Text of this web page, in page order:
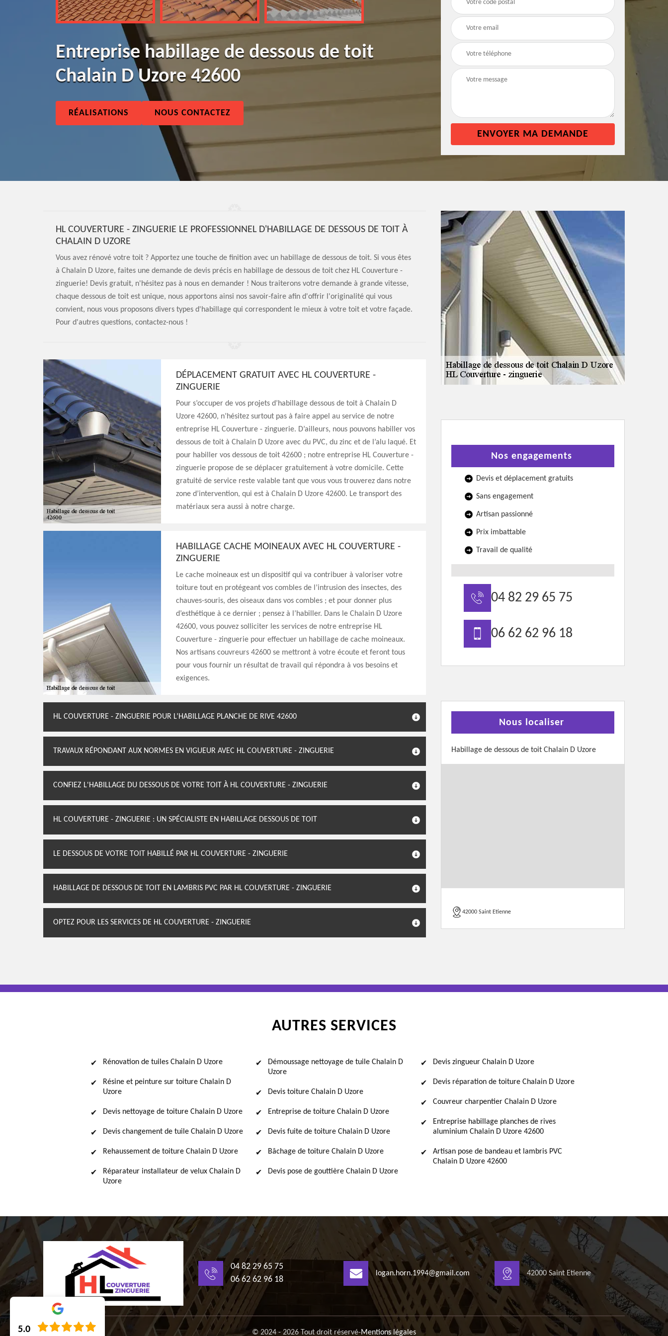
Entreprise habillage de dessous de toit
Chalain D Uzore 42600
RÉALISATIONS NOUS CONTACTEZ
HL COUVERTURE - ZINGUERIE LE PROFESSIONNEL D'HABILLAGE DE DESSOUS DE TOIT À
CHALAIN D UZORE
Vous avez rénové votre toit ? Apportez une touche de finition avec un habillage de dessous de toit. Si vous êtes
à Chalain D Uzore, faites une demande de devis précis en habillage de dessous de toit chez HL Couverture -
zinguerie! Devis gratuit, n'hésitez pas à nous en demander ! Nous traiterons votre demande à grande vitesse,
chaque dessous de toit est unique, nous apportons ainsi nos savoir-faire afin d'offrir l'originalité qui vous
convient, nous vous proposons divers types d'habillage qui correspondent le mieux à votre toit et votre façade.
Pour d'autres questions, contactez-nous !
DÉPLACEMENT GRATUIT AVEC HL COUVERTURE -
ZINGUERIE
Pour s’occuper de vos projets d’habillage dessous de toit à Chalain D
Uzore 42600, n’hésitez surtout pas à faire appel au service de notre
entreprise HL Couverture - zinguerie. D’ailleurs, nous pouvons habiller vos
dessous de toit à Chalain D Uzore avec du PVC, du zinc et de l’alu laqué. Et
pour habiller vos dessous de toit 42600 ; notre entreprise HL Couverture -
zinguerie propose de se déplacer gratuitement à votre domicile. Cette
gratuité de service reste valable tant que vous vous trouverez dans notre
zone d’intervention, qui est à Chalain D Uzore 42600. Le transport des
matériaux sera aussi à notre charge.
HABILLAGE CACHE MOINEAUX AVEC HL COUVERTURE -
ZINGUERIE
Le cache moineaux est un dispositif qui va contribuer à valoriser votre
toiture tout en protégeant vos combles de l’intrusion des insectes, des
chauves-souris, des oiseaux dans vos combles ; et pour donner plus
d’esthétique à ce dernier ; pensez à l’habiller. Dans le Chalain D Uzore
42600, vous pouvez solliciter les services de notre entreprise HL
Couverture - zinguerie pour effectuer un habillage de cache moineaux.
Nos artisans couvreurs 42600 se mettront à votre écoute et feront tous
pour vous fournir un résultat de travail qui répondra à vos besoins et
exigences.
HL COUVERTURE - ZINGUERIE POUR L’HABILLAGE PLANCHE DE RIVE 42600
TRAVAUX RÉPONDANT AUX NORMES EN VIGUEUR AVEC HL COUVERTURE - ZINGUERIE
CONFIEZ L'HABILLAGE DU DESSOUS DE VOTRE TOIT À HL COUVERTURE - ZINGUERIE
HL COUVERTURE - ZINGUERIE : UN SPÉCIALISTE EN HABILLAGE DESSOUS DE TOIT
LE DESSOUS DE VOTRE TOIT HABILLÉ PAR HL COUVERTURE - ZINGUERIE
HABILLAGE DE DESSOUS DE TOIT EN LAMBRIS PVC PAR HL COUVERTURE - ZINGUERIE
OPTEZ POUR LES SERVICES DE HL COUVERTURE - ZINGUERIE
Nos engagements
Devis et déplacement gratuits
Sans engagement
Artisan passionné
Prix imbattable
Travail de qualité
04 82 29 65 75
06 62 62 96 18
Nous localiser
Habillage de dessous de toit Chalain D Uzore
42000 Saint Etienne
AUTRES SERVICES
Rénovation de tuiles Chalain D Uzore
Résine et peinture sur toiture Chalain D
Uzore
Devis nettoyage de toiture Chalain D Uzore
Devis changement de tuile Chalain D Uzore
Rehaussement de toiture Chalain D Uzore
Réparateur installateur de velux Chalain D
Uzore
Démoussage nettoyage de tuile Chalain D
Uzore
Devis toiture Chalain D Uzore
Entreprise de toiture Chalain D Uzore
Devis fuite de toiture Chalain D Uzore
Bâchage de toiture Chalain D Uzore
Devis pose de gouttière Chalain D Uzore
Devis zingueur Chalain D Uzore
Devis réparation de toiture Chalain D Uzore
Couvreur charpentier Chalain D Uzore
Entreprise habillage planches de rives
aluminium Chalain D Uzore 42600
Artisan pose de bandeau et lambris PVC
Chalain D Uzore 42600
04 82 29 65 75
06 62 62 96 18
logan.horn.1994@gmail.com 42000 Saint Etienne
© 2024 - 2026 Tout droit réservé-Mentions légales
5.0